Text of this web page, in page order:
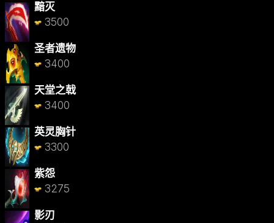
黯灭
3500
圣者遗物
3400
天堂之戟
3400
英灵胸针
3300
紫怨
3275
影刃